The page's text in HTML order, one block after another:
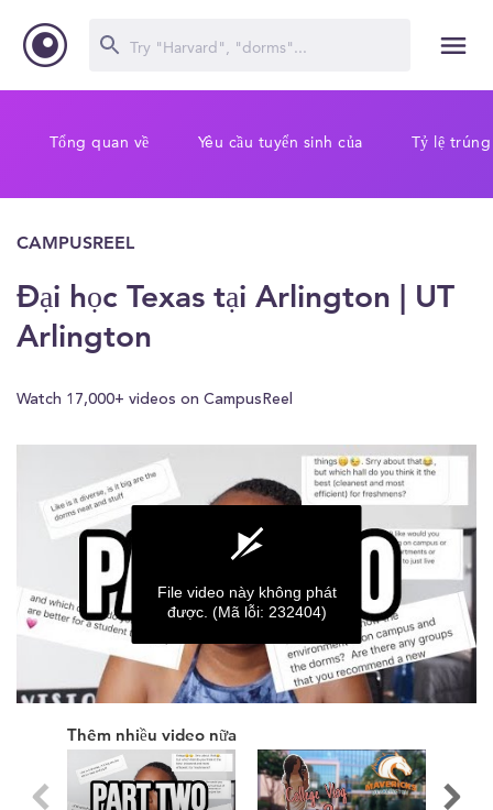
Tổng quan về Yêu cầu tuyển sinh của Tỷ lệ
CAMPUSREEL
Đại học Texas tại Arlington | UT
Arlington
Watch 17,000+ videos on CampusReel
seconds
seconds
File video này không phát
được. (Mã lỗi: 232404)
Thêm nhiều video nữa